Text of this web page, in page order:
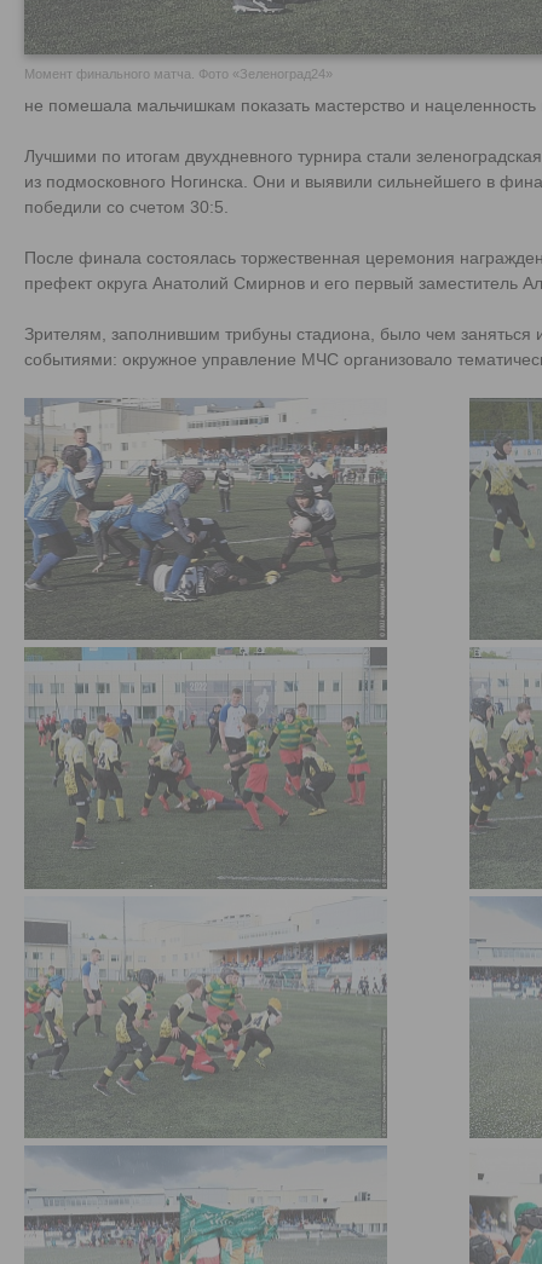
Момент финального матча. Фото «Зеленоград24»
не помешала мальчишкам показать мастерство и нацеленность
Лучшими по итогам двухдневного турнира стали
из подмосковного Ногинска. Они и выявили сильнейшего в
победили со счетом 30:5.
После финала состоялась торжественная церемония
префект округа Анатолий Смирнов и его первый заместитель
Зрителям, заполнившим трибуны стадиона, было чем заняться
событиями: окружное управление МЧС организовало